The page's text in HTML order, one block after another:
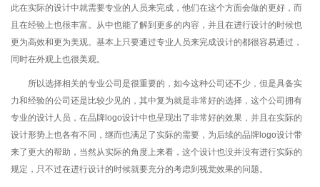
此在实际的设计中就需要专业的人员来完成，他们在这个方面会做的更好，而
且在经验上也很丰富。从中也能了解到更多的内容，并且在进行设计的时候也
更为高效和更为美观。基本上只要通过专业人员来完成设计的都很容易通过，
同时在外观上也很美观。
所以选择相关的专业公司是很重要的，如今这种公司还不少，但是具备实
力和经验的公司还是比较少见的，其中复为就是非常好的选择，这个公司拥有
专业的设计人员，在品牌logo设计中也呈现出了非常好的效果，并且在实际的
设计形势上也各有不同，继而也满足了实际的需要，为后续的品牌logo设计带
来了更大的帮助，当然从实际的角度上来看，这个设计也没并没有进行实际的
规定，只不过在进行设计的时候就要充分的考虑到视觉效果的问题。